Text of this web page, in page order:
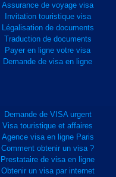
Assurance de voyage visa
Invitation touristique visa
Légalisation de documents
Traduction de documents
Payer en ligne votre visa
Demande de visa en ligne
Demande de VISA urgent
Visa touristique et affaires
Agence visa en ligne Paris
Comment obtenir un visa ?
Prestataire de visa en ligne
Obtenir un visa par internet